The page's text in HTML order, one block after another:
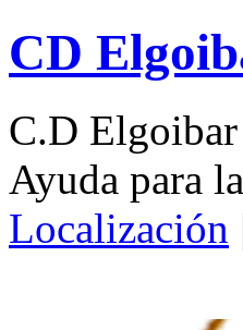
CD
C.D Elgoibar
Ayuda para
Localización